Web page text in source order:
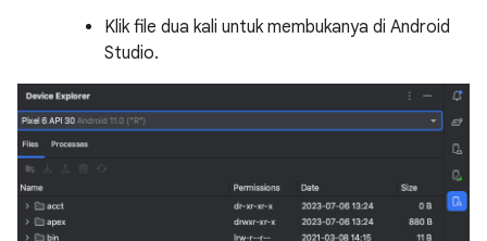
Klik file dua kali untuk membukanya di Android
Studio.